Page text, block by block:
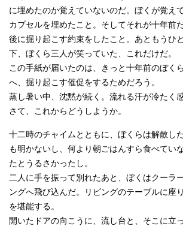
に埋めたのか覚えていないのだ。ぼくが覚え
カプセルを埋めたこと。そしてそれが十年前
後に掘り起こす約束をしたこと。あともうひ
下、ぼくら三人が笑っていた、これだけだ。
この手紙が届いたのは、きっと十年前のぼく
へ、掘り起こす催促をするためだろう。
蒸し暑い中、沈黙が続く。流れる汗が冷たく
さて、これからどうしようか。
十二時のチャイムとともに、ぼくらは解散し
も明かないし、何より朝ごはんすら食べてい
たとうるさかったし。
二人に手を振って別れたあと、ぼくはクーラ
ングへ飛び込んだ。リビングのテーブルに座
を堪能する。
開いたドアの向こうに、流し台と、そこに立